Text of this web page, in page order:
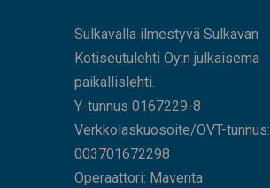
Sulkavalla ilmestyvä Sulkavan
Kotiseutulehti Oy:n julkaisema
paikallislehti.
Y-tunnus 0167229-8
Verkkolaskuosoite/OVT-tunnus:
003701672298
Operaattori: Maventa